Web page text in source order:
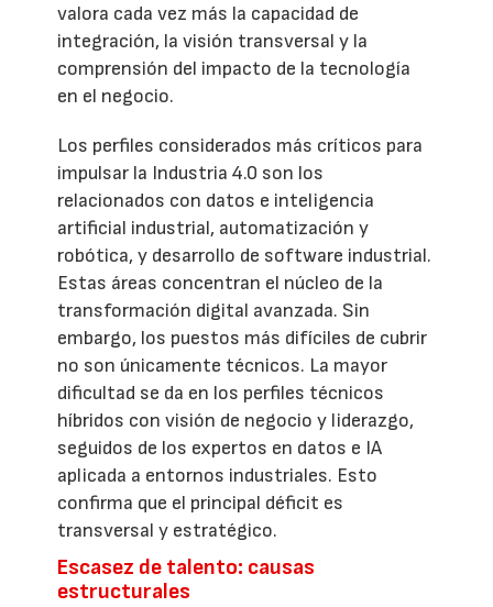
valora cada vez más la capacidad de
integración, la visión transversal y la
comprensión del impacto de la tecnología
en el negocio.
Los perfiles considerados más críticos para
impulsar la Industria 4.0 son los
relacionados con datos e inteligencia
artificial industrial, automatización y
robótica, y desarrollo de software industrial.
Estas áreas concentran el núcleo de la
transformación digital avanzada. Sin
embargo, los puestos más difíciles de cubrir
no son únicamente técnicos. La mayor
dificultad se da en los perfiles técnicos
híbridos con visión de negocio y liderazgo,
seguidos de los expertos en datos e IA
aplicada a entornos industriales. Esto
confirma que el principal déficit es
transversal y estratégico.
Escasez de talento: causas
estructurales